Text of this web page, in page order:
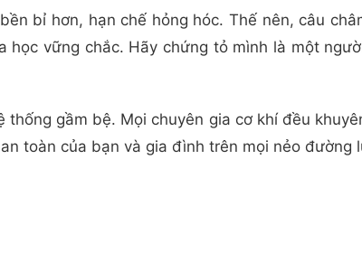
bỉ hơn, hạn chế hỏng hóc. Thế nên, câu
học vững chắc. Hãy chứng tỏ mình là một
gầm bệ. Mọi chuyên gia cơ khí đều
toàn của bạn và gia đình trên mọi nẻo đường